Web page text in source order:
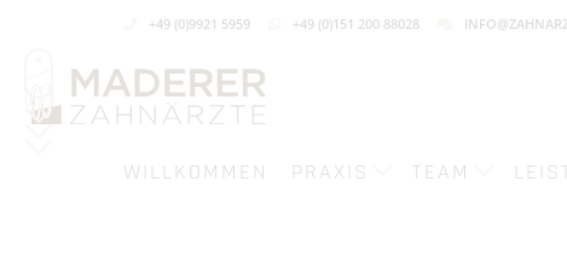
+49 (0)9921 5959 +49 (0)151 200 88028
WILLKOMMEN PRAXIS TEAM